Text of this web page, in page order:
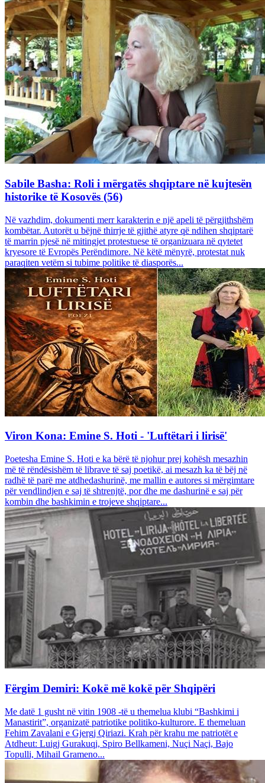
Sabile Basha: Roli i mërgatës shqiptare në kujtesën
historike të Kosovës (56)
Në vazhdim, dokumenti merr karakterin e një apeli të përgjithshëm
kombëtar. Autorët u bëjnë thirrje të gjithë atyre që ndihen shqiptarë
të marrin pjesë në mitingjet protestuese të organizuara në qytetet
kryesore të Evropës Perëndimore. Në këtë mënyrë, protestat nuk
paraqiten vetëm si tubime politike të diasporës...
Viron Kona: Emine S. Hoti - 'Luftëtari i lirisë'
Poetesha Emine S. Hoti e ka bërë të njohur prej kohësh mesazhin
më të rëndësishëm të librave të saj poetikë, ai mesazh ka të bëj në
radhë të parë me atdhedashurinë, me mallin e autores si mërgimtare
për vendlindjen e saj të shtrenjtë, por dhe me dashurinë e saj për
kombin dhe bashkimin e trojeve shqiptare...
Fërgim Demiri: Kokë më kokë për Shqipëri
Me datë 1 gusht në vitin 1908 -të u themelua klubi “Bashkimi i
Manastirit”, organizatë patriotike politiko-kulturore. E themeluan
Fehim Zavalani e Gjergj Qiriazi. Krah për krahu me patriotët e
Atdheut: Luigj Gurakuqi, Spiro Bellkameni, Nuçi Naçi, Bajo
Topulli, Mihail Grameno...